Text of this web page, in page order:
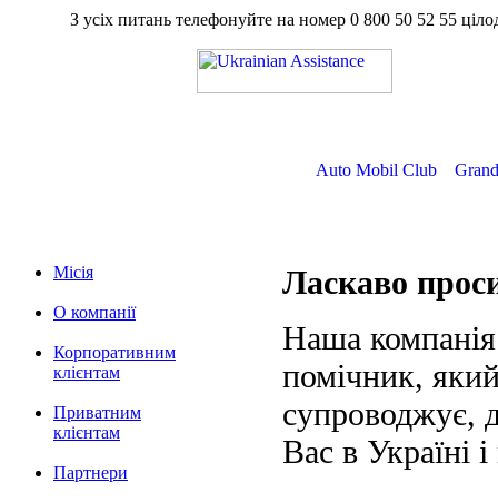
З усіх питань телефонуйте на номер 0 800 50 52 55
Auto Mobil Club
Місія
О компанії
Корпоративним
клієнтам
Приватним
клієнтам
Партнери
Ласкаво
Наша
помічник,
супроводжує,
Вас в Україні